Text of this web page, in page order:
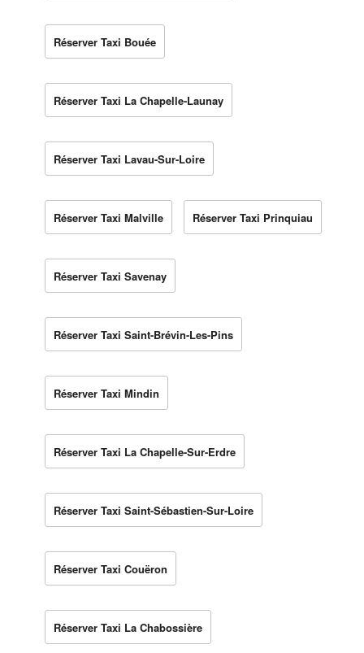
Réserver Taxi Bouée
Réserver Taxi La Chapelle-Launay
Réserver Taxi Lavau-Sur-Loire
Réserver Taxi Malville Réserver Taxi Prinquiau
Réserver Taxi Savenay
Réserver Taxi Saint-Brévin-Les-Pins
Réserver Taxi Mindin
Réserver Taxi La Chapelle-Sur-Erdre
Réserver Taxi Saint-Sébastien-Sur-Loire
Réserver Taxi Couëron
Réserver Taxi La Chabossière